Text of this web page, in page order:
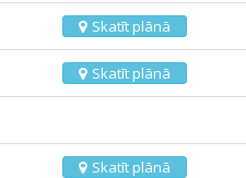
Skatīt plānā
Skatīt plānā
Skatīt plānā